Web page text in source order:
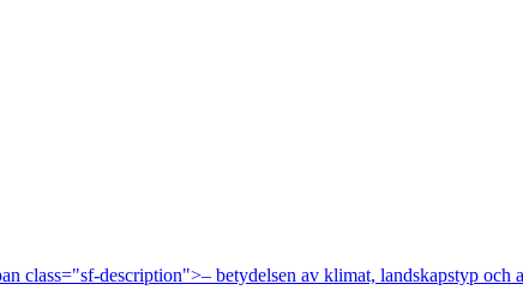
class="sf-description">– betydelsen av klimat, landskapstyp och